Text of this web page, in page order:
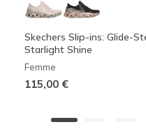
Skechers Slip-ins: Glide-
Starlight Shine
Femme
115,00 €